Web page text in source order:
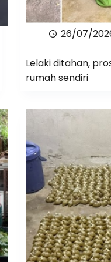
26/07/
Lelaki ditahan,
rumah sendiri